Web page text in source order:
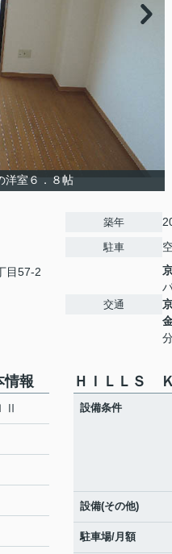
洋室６．８帖
目57-2
築年
駐車
交通
報
Ⅱ
ＨＩＬＬＳ
設備条件
設備(その他)
駐車場/月額